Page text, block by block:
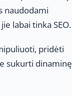
naudodami
labai tinka SEO.
pridėti
sukurti dinaminę